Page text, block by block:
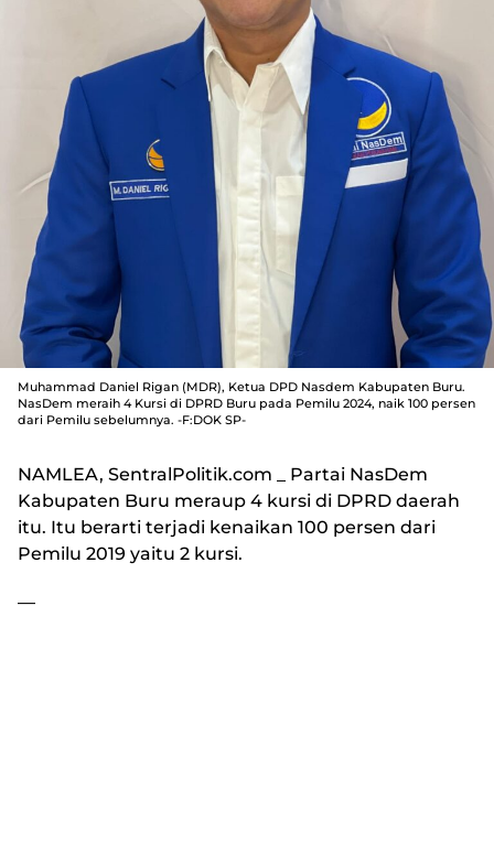
Muhammad Daniel Rigan (MDR), Ketua DPD Nasdem Kabupaten Buru.
NasDem meraih 4 Kursi di DPRD Buru pada Pemilu 2024, naik 100 persen
dari Pemilu sebelumnya. -F:DOK SP-
NAMLEA, SentralPolitik.com _ Partai NasDem
Kabupaten Buru meraup 4 kursi di DPRD daerah
itu. Itu berarti terjadi kenaikan 100 persen dari
Pemilu 2019 yaitu 2 kursi.
—